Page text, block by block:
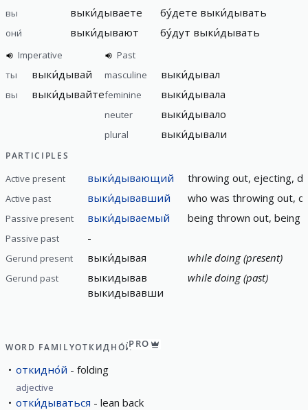
вы выки́дываете бу́дете выки́дывать
они́ выки́дывают бу́дут выки́дывать
Imperative
ты
выки́дывай
вы выки́дывайте
Past
masculine
выки́дывал
feminine выки́дывала
neuter выки́дывало
plural выки́дывали
PARTICIPLES
Active present выки́дывающий throwing out, ejecting,
Active past выки́дывавший who was throwing out,
Passive present выки́дываемый being thrown out, being
Passive past -
Gerund present выки́дывая while doing (present)
Gerund past
выкидывав
выкидывавши
while doing (past)
WORD FAMILYОТКИДНО́ЙPRO
откидно́й folding
adjective
отки́дываться lean back